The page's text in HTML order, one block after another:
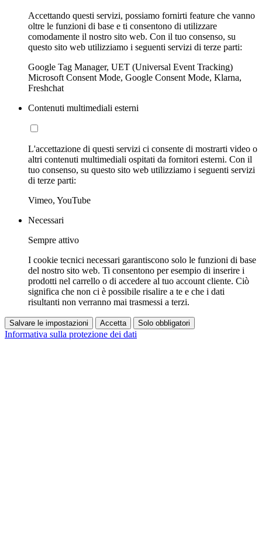
Accettando questi servizi, possiamo fornirti feature che vanno
oltre le funzioni di base e ti consentono di utilizzare
comodamente il nostro sito web. Con il tuo consenso, su
questo sito web utilizziamo i seguenti servizi di terze parti:
Google Tag Manager, UET (Universal Event Tracking)
Microsoft Consent Mode, Google Consent Mode, Klarna,
Freshchat
Contenuti multimediali esterni
L'accettazione di questi servizi ci consente di mostrarti video o
altri contenuti multimediali ospitati da fornitori esterni. Con il
tuo consenso, su questo sito web utilizziamo i seguenti servizi
di terze parti:
Vimeo, YouTube
Necessari
Sempre attivo
I cookie tecnici necessari garantiscono solo le funzioni di base
del nostro sito web. Ti consentono per esempio di inserire i
prodotti nel carrello o di accedere al tuo account cliente. Ciò
significa che non ci è possibile risalire a te e che i dati
risultanti non verranno mai trasmessi a terzi.
Salvare le impostazioni Accetta Solo obbligatori
Informativa sulla protezione dei dati